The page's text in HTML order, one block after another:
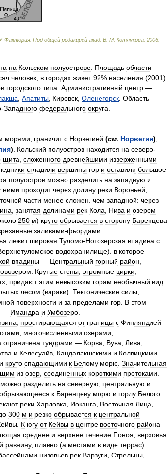
У-Фактория Под общей редакцией акад В М Котлякова 2006
на Кольском полуострове Площадь области
человек в городах живет 92% населения (2001).
городского типа Административный центр —
Апатиты Кировск Оленегорск Область
-Западного федерального округа
морями граничит с Норвегией (см. Норвегия)
) Кольский полуостров находится на северо-
щита сложенного древнейшими изверженными
сгладили вершины гор и оставили большое
полуостров можно разделить на западную и
ними проходит через долину реки Вороньей
части менее сложен чем западной: через
занятая долинами рек Кола Нива и озером
250 м) круто обрывается в сторону Баренцева
заливами-фьордами
лежит широкая Туломо-Нотозерская впадина с
водохранилище), в которое
впадины — Центральный горный район
Крутые стены огромные цирки
придают этим невысоким горам необычный вид
лесом (вараки). Тектонические силы
поверхности и за пределами гор В этом
— Имандра и Умбозеро
простирающаяся от границы с Финляндией
многочисленными озерами
ограничена тундрами — Корва Вува Лива
и Келесуайв Кандалакшскими и Колвицкими
и круто спадающими к Белому морю Значительная
из озер соединенных короткими протоками
можно разделить на северную центральную и
обрывающееся к Баренцеву морю и горлу Белого
реки Харловка Иоканга Восточная Лица
300 м и резко обрывается к центральной
К югу от Кейвы в центре восточного района
среднее и верхнее течение Поноя
верховья
равнину, плавно (а местами в виде террас)
низовьев рек Варзуги Стрельны